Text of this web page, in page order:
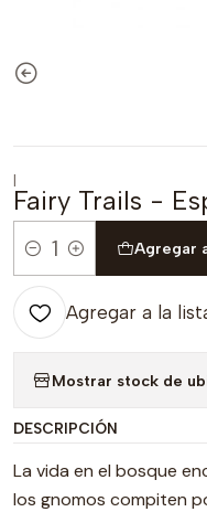
|
Fairy Trails -
Cantidad
Agregar
Agregar a la
Mostrar stock de
DESCRIPCIÓN
La vida en el bosque
los gnomos compiten